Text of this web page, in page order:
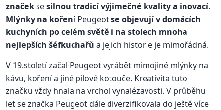
značeksesilnou tradicí výjimečné kvality a inovací.
Mlýnky na kořeníPeugeotse objevují v domácích
kuchyních po celém světě i na stolech mnoha
nejlepších šéfkuchařů a jejich historie je mimořádná.
V 19.století začal Peugeot vyrábět mimojiné mlýnky na
kávu, koření a jiné pilové kotouče. Kreativita tuto
značku vždy hnala na vrchol vynalézavosti. V průběhu
let se značka Peugeot dále diverzifikovala do ještě více